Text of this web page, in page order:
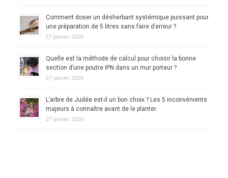
Comment doser un désherbant systémique puissant pour
une préparation de 5 litres sans faire d’erreur ?
27 janvier 2026
Quelle est la méthode de calcul pour choisir la bonne
section d’une poutre IPN dans un mur porteur ?
27 janvier 2026
L’arbre de Judée est-il un bon choix ? Les 5 inconvénients
majeurs à connaître avant de le planter.
27 janvier 2026